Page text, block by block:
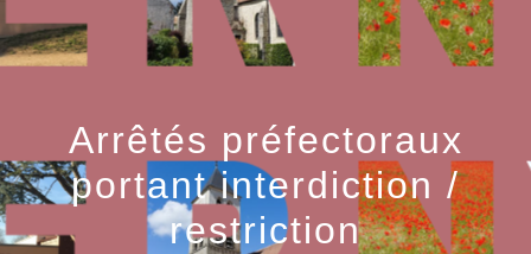
Arrêtés préfectoraux
portant interdiction /
restriction